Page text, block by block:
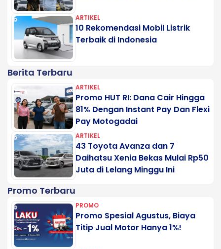
ARTIKEL
10 Rekomendasi Mobil Listrik
Terbaik di Indonesia
Berita Terbaru
ARTIKEL
Promo HUT RI: Dana Cair Hingga
81% Dengan Instant Pay Dan Flexi
Pay Motogadai
ARTIKEL
43 Toyota Avanza dan 7
Daihatsu Xenia Bekas Mulai Rp50
Juta di Lelang Minggu Ini
Promo Terbaru
PROMO
Promo Spesial Agustus, Biaya
Titip Jual Motor Hanya 1%!